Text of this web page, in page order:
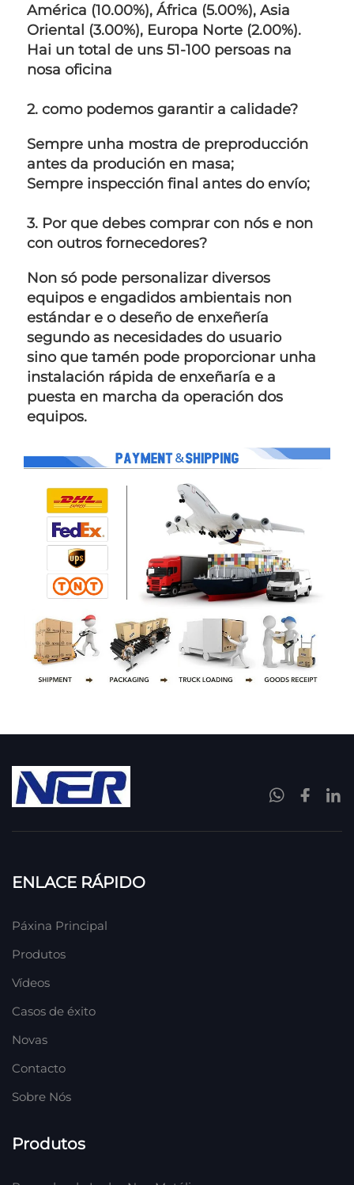
América (10.00%), África (5.00%), Asia
Oriental (3.00%), Europa Norte (2.00%).
Hai un total de uns 51-100 persoas na
nosa oficina
2. como podemos garantir a calidade?
Sempre unha mostra de preproducción
antes da produción en masa;
Sempre inspección final antes do envío;
3. Por que debes comprar con nós e non
con outros fornecedores?
Non só pode personalizar diversos
equipos e engadidos ambientais non
estándar e o deseño de enxeñería
segundo as necesidades do usuario
sino que tamén pode proporcionar unha
instalación rápida de enxeñaría e a
puesta en marcha da operación dos
equipos.
ENLACE RÁPIDO
Páxina Principal
Produtos
Vídeos
Casos de éxito
Novas
Contacto
Sobre Nós
Produtos